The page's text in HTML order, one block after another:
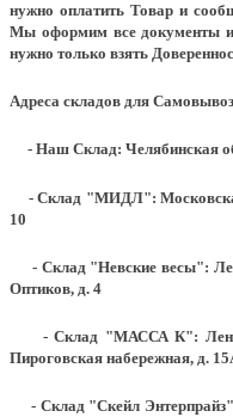
нужно оплатить Товар и
Мы оформим все документы
нужно только взять
Адреса складов для
- Наш Склад: Челябинская
- Склад "МИДЛ": Московская
10
- Склад "Невские весы":
Оптиков, д. 4
- Склад "МАССА К":
Пироговская набережная, д.
- Склад "Скейл